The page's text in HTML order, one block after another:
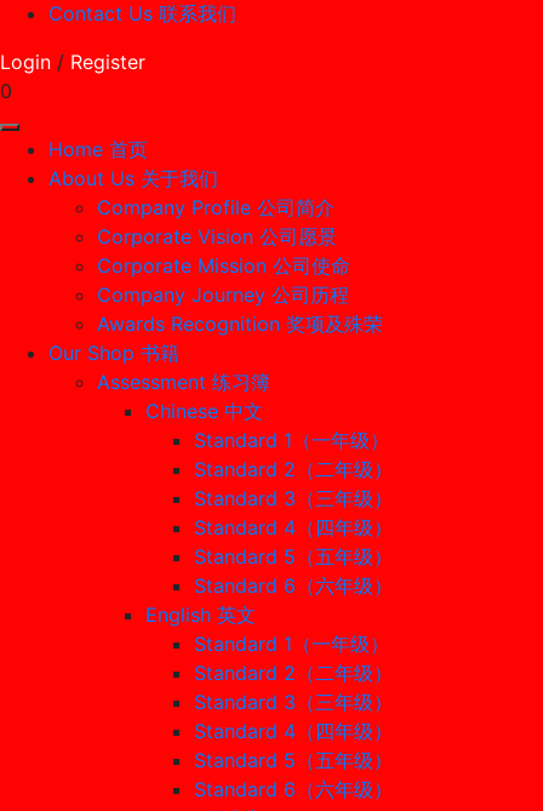
Contact Us 联系我们
Login / Register
0
Home 首页
About Us 关于我们
Company Profile 公司简介
Corporate Vision 公司愿景
Corporate Mission 公司使命
Company Journey 公司历程
Awards Recognition 奖项及殊荣
Our Shop 书籍
Assessment 练习簿
Chinese 中文
Standard 1（一年级）
Standard 2（二年级）
Standard 3（三年级）
Standard 4（四年级）
Standard 5（五年级）
Standard 6（六年级）
English 英文
Standard 1（一年级）
Standard 2（二年级）
Standard 3（三年级）
Standard 4（四年级）
Standard 5（五年级）
Standard 6（六年级）